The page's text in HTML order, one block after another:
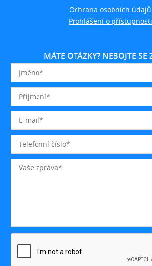
Ochrana osobních údajů
Prohlášení o přístupnosti
MÁTE OTÁZKY? NEBOJTE SE